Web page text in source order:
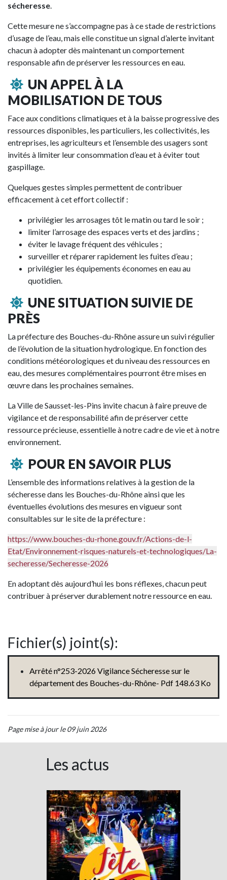
sécheresse.
Cette mesure ne s’accompagne pas à ce stade de restrictions
d’usage de l’eau, mais elle constitue un signal d’alerte invitant
chacun à adopter dès maintenant un comportement
responsable afin de préserver les ressources en eau.
UN APPEL À LA
MOBILISATION DE TOUS
Face aux conditions climatiques et à la baisse progressive des
ressources disponibles, les particuliers, les collectivités, les
entreprises, les agriculteurs et l’ensemble des usagers sont
invités à limiter leur consommation d’eau et à éviter tout
gaspillage.
Quelques gestes simples permettent de contribuer
efficacement à cet effort collectif :
privilégier les arrosages tôt le matin ou tard le soir ;
limiter l’arrosage des espaces verts et des jardins ;
éviter le lavage fréquent des véhicules ;
surveiller et réparer rapidement les fuites d’eau ;
privilégier les équipements économes en eau au
quotidien.
UNE SITUATION SUIVIE DE
PRÈS
La préfecture des Bouches-du-Rhône assure un suivi régulier
de l’évolution de la situation hydrologique. En fonction des
conditions météorologiques et du niveau des ressources en
eau, des mesures complémentaires pourront être mises en
œuvre dans les prochaines semaines.
La Ville de Sausset-les-Pins invite chacun à faire preuve de
vigilance et de responsabilité afin de préserver cette
ressource précieuse, essentielle à notre cadre de vie et à notre
environnement.
POUR EN SAVOIR PLUS
L’ensemble des informations relatives à la gestion de la
sécheresse dans les Bouches-du-Rhône ainsi que les
éventuelles évolutions des mesures en vigueur sont
consultables sur le site de la préfecture :
https://www.bouches-du-rhone.gouv.fr/Actions-de-l-
Etat/Environnement-risques-naturels-et-technologiques/La-
secheresse/Secheresse-2026
En adoptant dès aujourd’hui les bons réflexes, chacun peut
contribuer à préserver durablement notre ressource en eau.
Fichier(s) joint(s):
Arrêté n°253-2026 Vigilance Sécheresse sur le
département des Bouches-du-Rhône- Pdf 148.63 Ko
Page mise à jour le 09 juin 2026
Les actus